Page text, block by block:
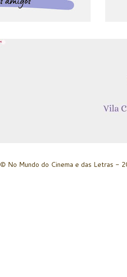
© No Mundo do Cinema e das Letras -